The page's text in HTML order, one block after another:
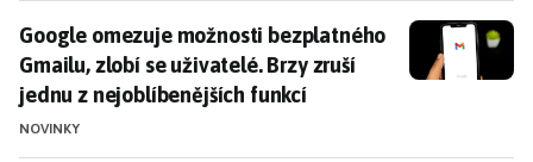
Google omezuje možnosti bezplatného Gmailu,
Google omezuje možnosti bezplatného
Gmailu, zlobí se uživatelé. Brzy zruší
jednu z nejoblíbenějších funkcí
NOVINKY